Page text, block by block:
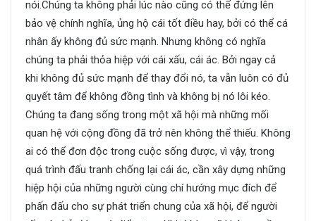
nói.Chúng ta không phải lúc nào cũng có thể đứng lên
bảo vệ chính nghĩa, ủng hộ cái tốt điều hay, bởi có thể cá
nhân ấy không đủ sức mạnh. Nhưng không có nghĩa
chúng ta phải thỏa hiệp với cái xấu, cái ác. Bởi ngay cả
khi không đủ sức mạnh để thay đổi nó, ta vẫn luôn có đủ
quyết tâm để không đồng tình và không bị nó lôi kéo.
Chúng ta đang sống trong một xã hội mà những mối
quan hệ với cộng đồng đã trở nên không thể thiếu. Không
ai có thể đơn độc trong cuộc sống được, vì vậy, trong
quá trình đấu tranh chống lại cái ác, cần xây dựng những
hiệp hội của những người cùng chí hướng mục đích để
phấn đấu cho sự phát triển chung của xã hội, để người